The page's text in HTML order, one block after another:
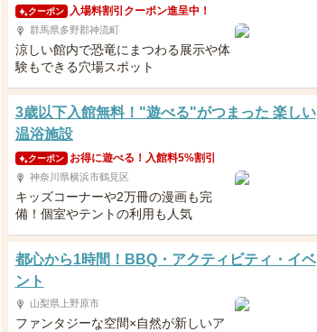
クーポン 入場料割引クーポン進呈中！
群馬県多野郡神流町
涼しい館内で恐竜にまつわる展示や体
験もできる穴場スポット
3歳以下入館無料！"遊べる"がつまった 楽しい
温浴施設
クーポン お得に遊べる！入館料5%割引
神奈川県横浜市鶴見区
キッズコーナーや2万冊の漫画も完
備！個室やテントの利用も人気
都心から1時間！BBQ・アクティビティ・イベ
ント
山梨県上野原市
ファンタジーな空間×自然が新しいア